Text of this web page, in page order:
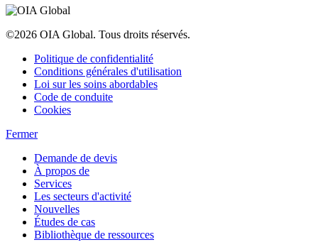
©2026 OIA Global. Tous droits réservés.
Politique de confidentialité
Conditions générales d'utilisation
Loi sur les soins abordables
Code de conduite
Cookies
Fermer
Demande de devis
À propos de
Services
Les secteurs d'activité
Nouvelles
Études de cas
Bibliothèque de ressources